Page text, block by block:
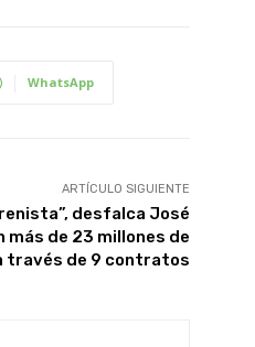
WhatsApp
ARTÍCULO SIGUIENTE
desfalca José
más de 23 millones de
través de 9 contratos